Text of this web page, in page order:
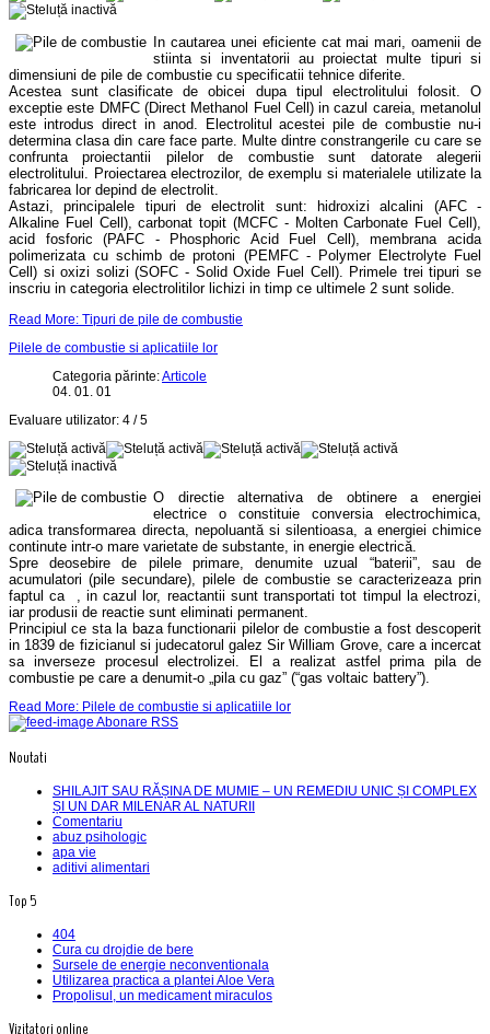
In cautarea unei eficiente cat mai mari, oamenii de
stiinta si inventatorii au proiectat multe tipuri si
dimensiuni de pile de combustie cu specificatii tehnice diferite.
Acestea sunt clasificate de obicei dupa tipul electrolitului folosit. O
exceptie este DMFC (Direct Methanol Fuel Cell) in cazul careia, metanolul
este introdus direct in anod. Electrolitul acestei pile de combustie nu-i
determina clasa din care face parte. Multe dintre constrangerile cu care se
confrunta proiectantii pilelor de combustie sunt datorate alegerii
electrolitului. Proiectarea electrozilor, de exemplu si materialele utilizate la
fabricarea lor depind de electrolit.
Astazi, principalele tipuri de electrolit sunt: hidroxizi alcalini (AFC -
Alkaline Fuel Cell), carbonat topit (MCFC - Molten Carbonate Fuel Cell),
acid fosforic (PAFC - Phosphoric Acid Fuel Cell), membrana acida
polimerizata cu schimb de protoni (PEMFC - Polymer Electrolyte Fuel
Cell) si oxizi solizi(SOFC - Solid Oxide Fuel Cell). Primele trei tipuri se
inscriu in categoria electrolitilor lichizi in timp ce ultimele 2 sunt solide.
Read More: Tipuri de pile de combustie
Pilele de combustie si aplicatiile lor
Categoria părinte:Articole
04. 01. 01
Evaluare utilizator: 4 /5
O directie alternativa de obtinere a energiei
electrice o constituie conversia electrochimica,
adica transformarea directa, nepoluantă si silentioasa, a energiei chimice
continute intr-o mare varietate de substante, in energie electrică.
Spre deosebire de pilele primare, denumite uzual “baterii”, sau de
acumulatori (pile secundare), pilele de combustie se caracterizeaza prin
faptul ca , in cazul lor, reactantii sunt transportati tot timpul la electrozi,
iar produsii de reactie sunt eliminati permanent.
Principiul ce sta la baza functionarii pilelor de combustie a fost descoperit
in 1839 de fizicianul si judecatorul galez Sir William Grove, care a incercat
sa inverseze procesul electrolizei. El a realizat astfel prima pila de
combustie pe care a denumit-o „pila cu gaz” (“gas voltaic battery”).
Read More: Pilele de combustie si aplicatiile lor
Abonare RSS
Noutati
SHILAJIT SAU RĂȘINA DE MUMIE – UN REMEDIU UNIC ȘI COMPLEX
ȘI UN DAR MILENAR AL NATURII
Comentariu
abuz psihologic
apa vie
aditivi alimentari
Top 5
404
Cura cu drojdie de bere
Sursele de energie neconventionala
Utilizarea practica a plantei Aloe Vera
Propolisul, un medicament miraculos
Vizitatori online